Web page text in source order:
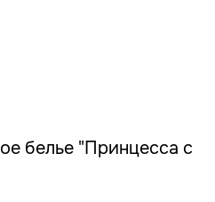
белье "Принцесса с